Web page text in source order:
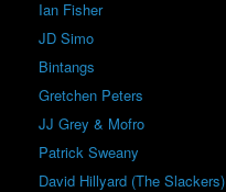
Ian Fisher
JD Simo
Bintangs
Gretchen Peters
JJ Grey & Mofro
Patrick Sweany
David Hillyard (The Slackers)